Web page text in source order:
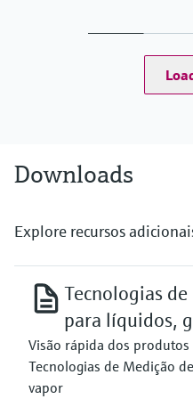
Downloads
Explore recursos
Tecnologias
para líquidos,
Visão rápida dos produtos
Tecnologias de Medição
vapor